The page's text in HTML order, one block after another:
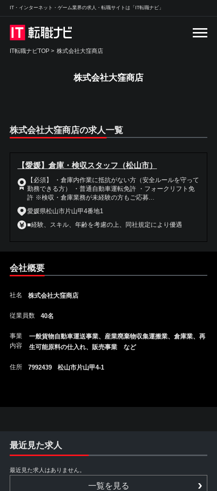
IT・インターネット・ゲーム業界の求人・転職サイトは「IT転職ナビ」
IT転職ナビTOP > 株式会社大窪商店
株式会社大窪商店
株式会社大窪商店の求人一覧
【愛媛】倉庫・検収スタッフ（松山市）
【必須】 ・倉庫内作業に抵抗がない方（安全ルールを守って
勤務できる方） ・普通自動車運転免許 ・フォークリフト免
許 ※検収・倉庫業務が未経験の方もご応募...
愛媛県松山市片山甲4番地1
■経験、スキル、年齢を考慮の上、同社規定により優遇
会社概要
社名 株式会社大窪商店
従業員数 40名
事業
内容
一般貨物自動車運送事業、産業廃棄物収集運搬業、倉庫業、再
生可能原料の仕入れ、販売事業 など
住所 7992439 松山市片山甲4-1
最近見た求人
最近見た求人はありません。
一覧を見る